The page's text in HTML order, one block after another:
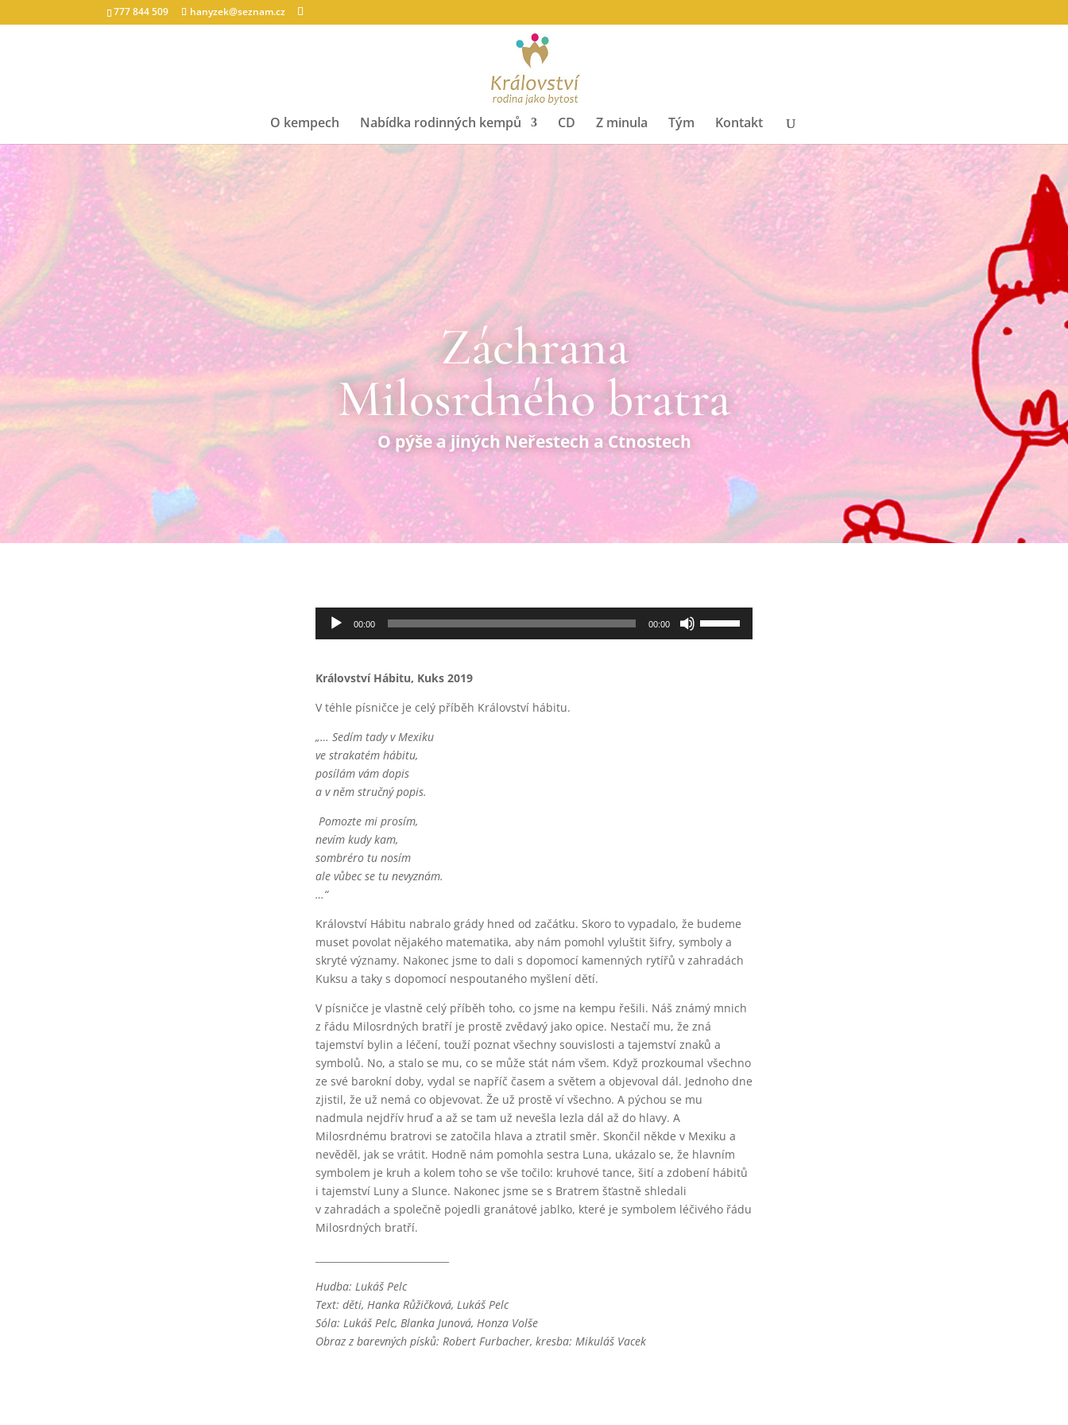
777 844 509 hanyzek@seznam.cz
O kempech Nabídka rodinných kempů CD Z minula Tým Kontakt
Záchrana
Milosrdného bratra
O pýše a jiných Neřestech a Ctnostech
Audio
přehrávač
00:00 00:00
Království Hábitu, Kuks 2019
V téhle písničce je celý příběh Království hábitu.
„… Sedím tady v Mexiku
ve strakatém hábitu,
posílám vám dopis
a v něm stručný popis.
Pomozte mi prosím,
nevím kudy kam,
sombréro tu nosím
ale vůbec se tu nevyznám.
…“
Království Hábitu nabralo grády hned od začátku. Skoro to vypadalo, že budeme
muset povolat nějakého matematika, aby nám pomohl vyluštit šifry, symboly a
skryté významy. Nakonec jsme to dali s dopomocí kamenných rytířů v zahradách
Kuksu a taky s dopomocí nespoutaného myšlení dětí.
V písničce je vlastně celý příběh toho, co jsme na kempu řešili. Náš známý mnich
z řádu Milosrdných bratří je prostě zvědavý jako opice. Nestačí mu, že zná
tajemství bylin a léčení, touží poznat všechny souvislosti a tajemství znaků a
symbolů. No, a stalo se mu, co se může stát nám všem. Když prozkoumal všechno
ze své barokní doby, vydal se napříč časem a světem a objevoval dál. Jednoho dne
zjistil, že už nemá co objevovat. Že už prostě ví všechno. A pýchou se mu
nadmula nejdřív hruď a až se tam už nevešla lezla dál až do hlavy. A
Milosrdnému bratrovi se zatočila hlava a ztratil směr. Skončil někde v Mexiku a
nevěděl, jak se vrátit. Hodně nám pomohla sestra Luna, ukázalo se, že hlavním
symbolem je kruh a kolem toho se vše točilo: kruhové tance, šití a zdobení hábitů
i tajemství Luny a Slunce. Nakonec jsme se s Bratrem šťastně shledali
v zahradách a společně pojedli granátové jablko, které je symbolem léčivého řádu
Milosrdných bratří.
Hudba: Lukáš Pelc
Text: děti, Hanka Růžičková, Lukáš Pelc
Sóla: Lukáš Pelc, Blanka Junová, Honza Volše
Obraz z barevných písků: Robert Furbacher, kresba: Mikuláš Vacek